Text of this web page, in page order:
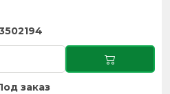
заказ